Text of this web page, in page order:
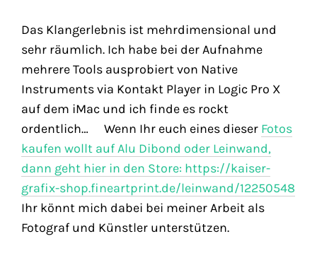
Das Klangerlebnis ist mehrdimensional und
sehr räumlich. Ich habe bei der Aufnahme
mehrere Tools ausprobiert von Native
Instruments via Kontakt Player in Logic Pro X
auf dem iMac und ich finde es rockt
ordentlich… Wenn Ihr euch eines dieser Fotos
kaufen wollt auf Alu Dibond oder Leinwand,
dann geht hier in den Store: https://kaiser-
grafix-shop.fineartprint.de/leinwand/12250548
Ihr könnt mich dabei bei meiner Arbeit als
Fotograf und Künstler unterstützen.